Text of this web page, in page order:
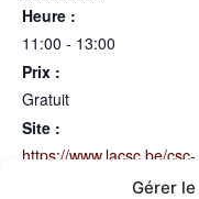
Gérer
Heure :
11:00 - 13:00
Prix :
Gratuit
Site :
https://www.lacsc.be/csc-
mons-la-louviere